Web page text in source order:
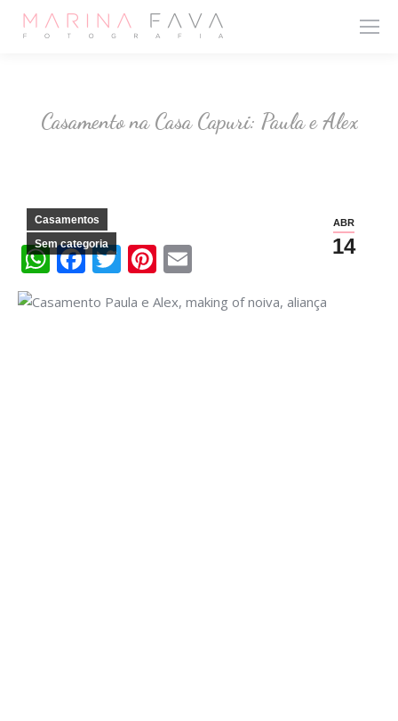
Casamento na Casa Capuri: Paula e Alex
ABR
14
Casamentos
Sem categoria
WhatsApp
Facebook
TwitterPinterest